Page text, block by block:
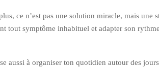
ce n’est pas une solution miracle, mais
tout symptôme inhabituel et adapter son
aussi à organiser ton quotidien autour des